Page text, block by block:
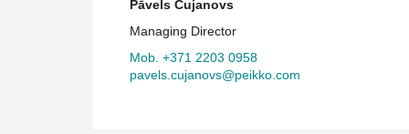
Pāvels Čujanovs
Managing Director
Mob. +371 2203 0958
pavels.cujanovs@peikko.com